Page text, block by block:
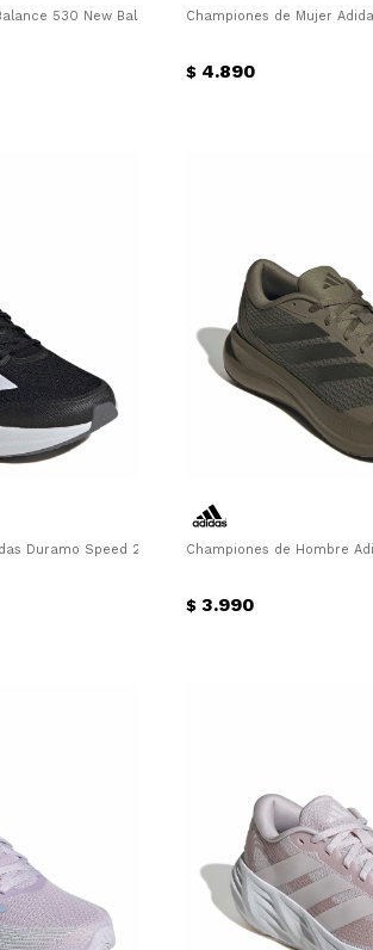
530 New Balance - GrisChampiones de Mujer
$ 4.890
Duramo Speed 2 M Adidas - NegroChampiones de Hombre
$ 3.990